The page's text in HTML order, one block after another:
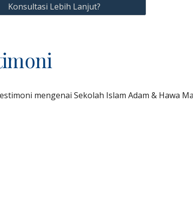
Konsultasi Lebih Lanjut?
mengenai Sekolah Islam Adam & Hawa